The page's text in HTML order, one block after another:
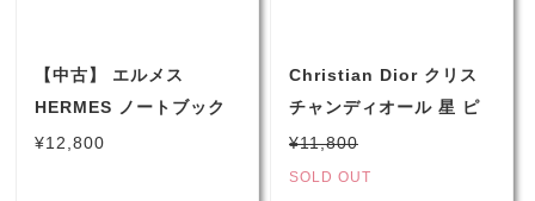
【中古】 エルメス
HERMES ノートブック
無地 フォーブル ヌート
¥12,800
Christian Dior クリス
チャンディオール 星 ピ
アス ゴールド スター サ
ークル レディース
¥11,800
SOLD OUT